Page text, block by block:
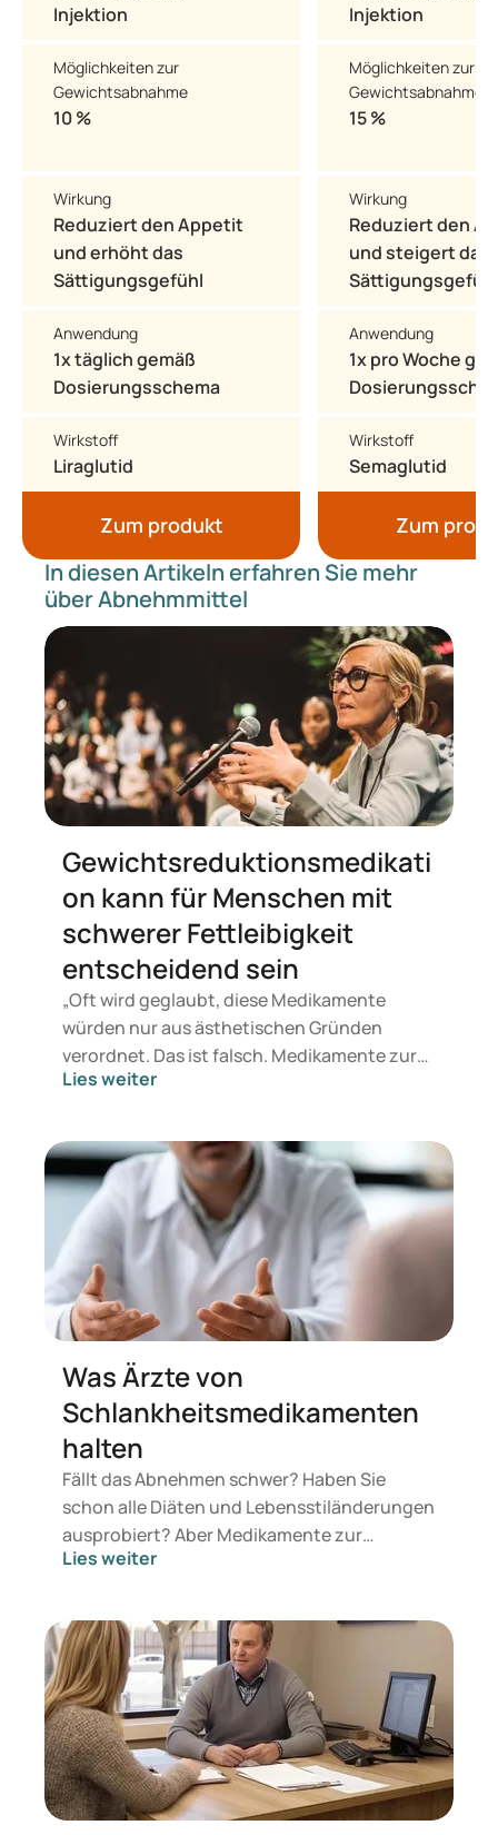
Injektion
Möglichkeiten zur
Gewichtsabnahme
10 %
Wirkung
Reduziert den Appetit
und erhöht das
Sättigungsgefühl
Anwendung
1x täglich gemäß
Dosierungsschema
Wirkstoff
Liraglutid
Zum produkt
Injektion
Möglichkeiten zur
Gewichtsabnahme
15 %
Wirkung
Reduziert den
und steigert das
Sättigungsgefühl
Anwendung
1x pro Woche
Wirkstoff
Semaglutid
Zum
In diesen Artikeln erfahren Sie mehr
über Abnehmmittel
Gewichtsreduktionsmedikati
on kann für Menschen mit
schwerer Fettleibigkeit
entscheidend sein
„Oft wird geglaubt, diese Medikamente
würden nur aus ästhetischen Gründen
verordnet. Das ist falsch. Medikamente zur
Gewichtsreduktion dienen medizinischen
Adipositas die Gesundheit so stark
gefährdet, dass eine Gewichtsabnahme
dringend nötig ist.“
Lies weiter
Was Ärzte von
Schlankheitsmedikamenten
halten
Fällt das Abnehmen schwer? Haben Sie
schon alle Diäten und Lebensstiländerungen
ausprobiert? Aber Medikamente zur
Gewichtsreduktion sind Ihnen auch nicht
bieten Menschen mit Übergewicht und
Adipositas (Fettleibigkeit) wertvolle
Unterstützung – wenn andere Methoden
versagt haben. Im Internet kursieren viele
Informationen zu den Vor- und Nachteilen
von Schlankheitsmedikamenten. Doch oft
sind diese Berichte weder leicht verständlich
noch klar in ihrer Herkunft. Hier erklären wir,
Lies weiter